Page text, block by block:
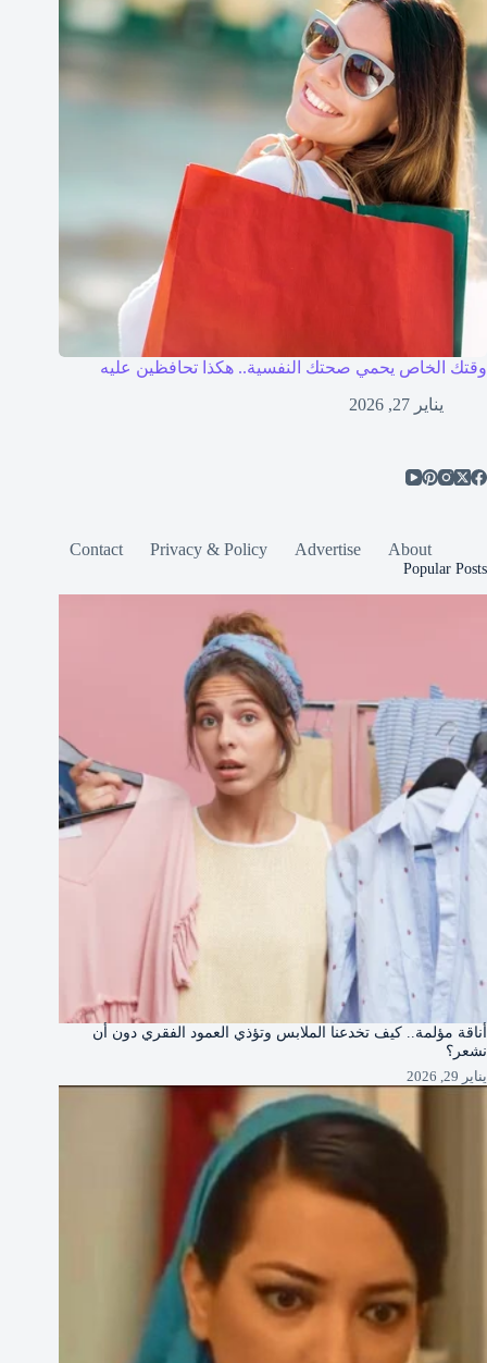
وقتك الخاص يحمي صحتك النفسية.. هكذا تحافظين عليه
يناير 27, 2026
About
Advertise
Privacy & Policy
Contact
Popular Posts
أناقة مؤلمة.. كيف تخدعنا الملابس وتؤذي العمود الفقري دون أن
نشعر؟
يناير 29, 2026